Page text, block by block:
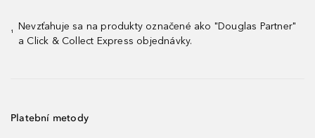
¹
Nevzťahuje sa na produkty označené ako "Douglas Partner"
a Click & Collect Express objednávky.
Platební metody